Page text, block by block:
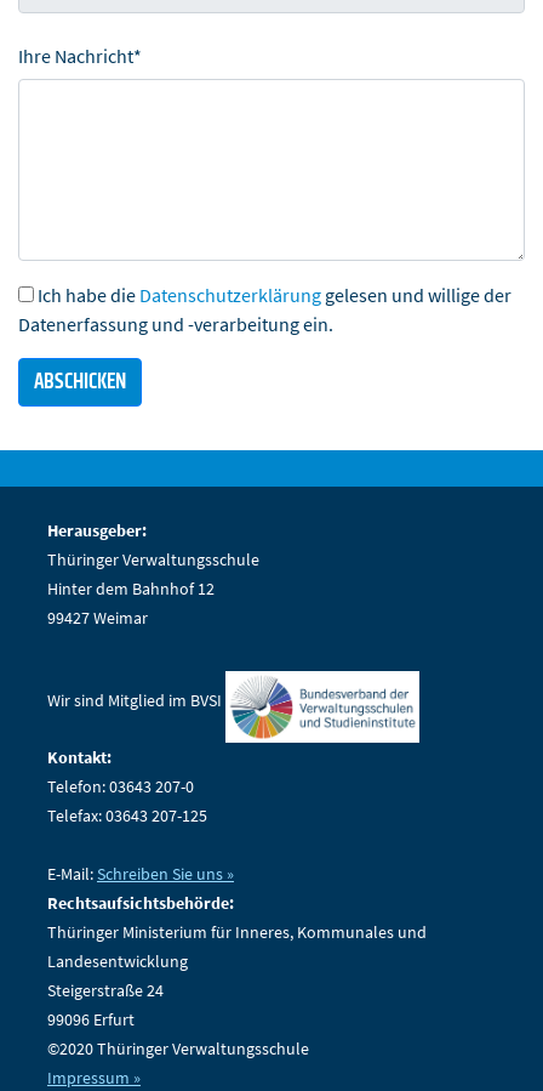
Ihre Nachricht*
Ich habe die Datenschutzerklärung gelesen und willige der
Datenerfassung und -verarbeitung ein.
Herausgeber:
Thüringer Verwaltungsschule
Hinter dem Bahnhof 12
99427 Weimar
Wir sind Mitglied im BVSI
Kontakt:
Telefon: 03643 207-0
Telefax: 03643 207-125
E-Mail:Schreiben Sie uns »
Rechtsaufsichtsbehörde:
Thüringer Ministerium für Inneres, Kommunales und
Landesentwicklung
Steigerstraße 24
99096 Erfurt
©2020 Thüringer Verwaltungsschule
Impressum »